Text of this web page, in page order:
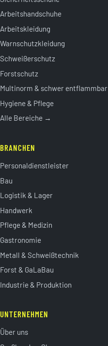
Arbeitshandschuhe
Arbeitskleidung
Warnschutzkleidung
Schweißerschutz
Forstschutz
Multinorm & schwer entflammbar
Hygiene & Pflege
Alle Bereiche →
BRANCHEN
Personaldienstleister
Bau
Logistik & Lager
Handwerk
Pflege & Medizin
Gastronomie
Metall & Schweißtechnik
Forst & GaLaBau
Industrie & Produktion
UNTERNEHMEN
Über uns